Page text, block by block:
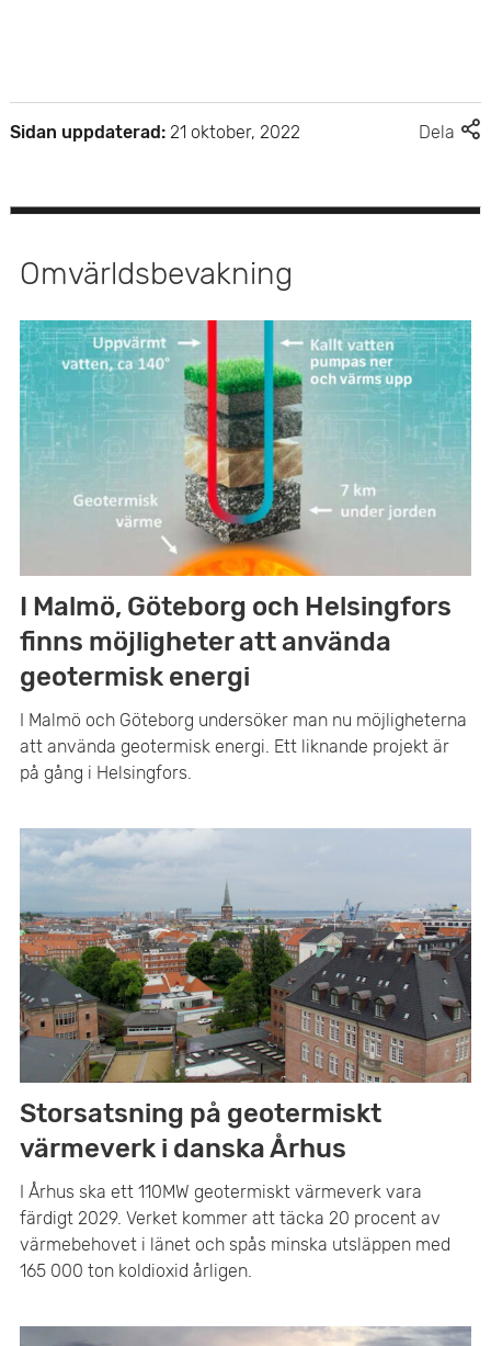
Sidan uppdaterad: 21 oktober, 2022 Dela
Omvärldsbevakning
I Malmö, Göteborg och Helsingfors
finns möjligheter att använda
geotermisk energi
I Malmö och Göteborg undersöker man nu möjligheterna
att använda geotermisk energi. Ett liknande projekt är
på gång i Helsingfors.
Storsatsning på geotermiskt
värmeverk i danska Århus
I Århus ska ett 110MW geotermiskt värmeverk vara
färdigt 2029. Verket kommer att täcka 20 procent av
värmebehovet i länet och spås minska utsläppen med
165 000 ton koldioxid årligen.